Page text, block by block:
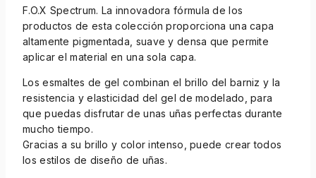
F.O.X Spectrum. La innovadora fórmula de los
productos de esta colección proporciona una capa
altamente pigmentada, suave y densa que permite
aplicar el material en una sola capa.
Los esmaltes de gel combinan el brillo del barniz y la
resistencia y elasticidad del gel de modelado, para
que puedas disfrutar de unas uñas perfectas durante
mucho tiempo.
Gracias a su brillo y color intenso, puede crear todos
los estilos de diseño de uñas.